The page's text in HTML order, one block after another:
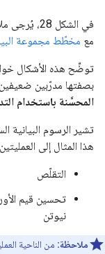
في الشكل
مع مخطّط مجموعة
توضِّح هذه الأشكال
بصفتها مدرّبين
المحسَّنة باستخدام
تشير الرسوم البيانية
هذا المثال إلى
التقلّص
تحسين قيم
نيوتن
ملاحظة: من الناحية